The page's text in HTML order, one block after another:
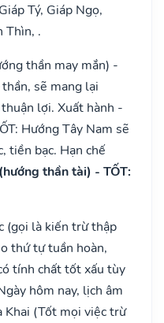
Tý, Giáp Ngọ,
Thìn, .
thần may mắn) -
sẽ mang lại
lợi. Xuất hành -
Hướng Tây Nam sẽ
tiền bạc. Hạn chế
thần tài) - TỐT:
(gọi là kiến trừ thập
thứ tự tuần hoàn,
tính chất tốt xấu tùy
hôm nay, lịch âm
(Tốt mọi việc trừ